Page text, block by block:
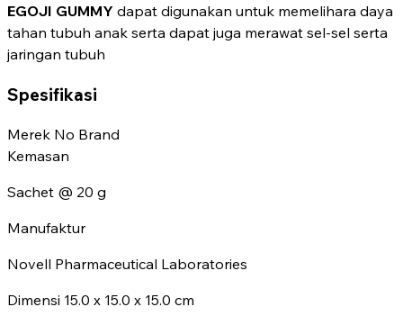
EGOJI GUMMY dapat digunakan untuk memelihara daya
tahan tubuh anak serta dapat juga merawat sel-sel serta
jaringan tubuh
Spesifikasi
Merek No Brand
Kemasan
Sachet @ 20 g
Manufaktur
Novell Pharmaceutical Laboratories
Dimensi 15.0 x 15.0 x 15.0 cm